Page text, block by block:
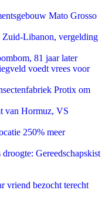
Mato Grosso
Zuid-Libanon, vergelding
81 jaar later
voedt vrees voor
Protix om
van Hormuz, VS
250% meer
Gereedschapskist
vriend bezocht terecht